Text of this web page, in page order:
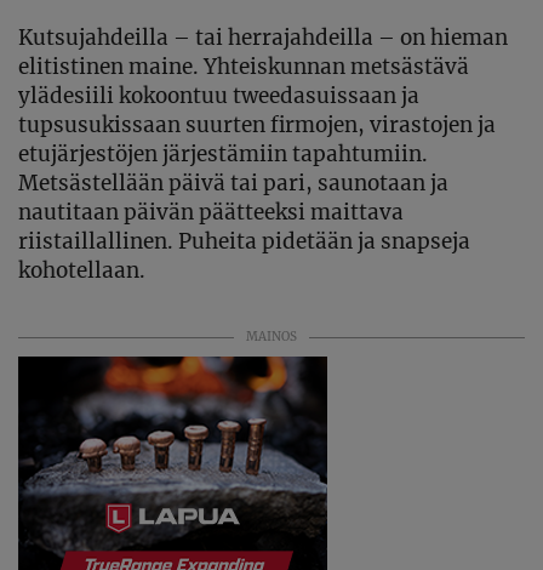
Kutsujahdeilla – tai herrajahdeilla – on hieman
elitistinen maine. Yhteiskunnan metsästävä
ylädesiili kokoontuu tweedasuissaan ja
tupsusukissaan suurten firmojen, virastojen ja
etujärjestöjen järjestämiin tapahtumiin.
Metsästellään päivä tai pari, saunotaan ja
nautitaan päivän päätteeksi maittava
riistaillallinen. Puheita pidetään ja snapseja
kohotellaan.
MAINOS